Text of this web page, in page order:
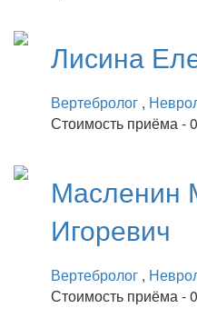
Лисина
Вертебролог ,
Стоимость приёма - 0
Масленин
Игоревич
Вертебролог ,
Стоимость приёма - 0